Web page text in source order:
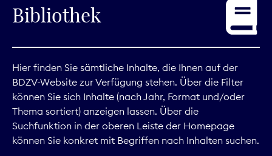
Service
Digitales
Kommunikation
Marktdaten
Bibliothek
Hier finden Sie sämtliche Inhalte, die Ihnen auf der
BDZV-Website zur Verfügung stehen. Über die Filter
können Sie sich Inhalte (nach Jahr, Format und/oder
Thema sortiert) anzeigen lassen. Über die
Suchfunktion in der oberen Leiste der Homepage
können Sie konkret mit Begriffen nach Inhalten suchen.